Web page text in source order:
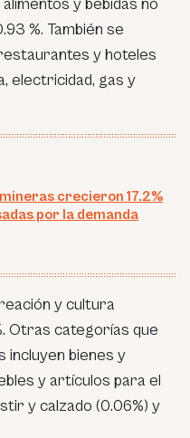
y bebidas no
%. También se
y hoteles
electricidad, gas y
crecieron 17.2%
por la demanda
y cultura
Otras categorías que
incluyen bienes y
y artículos para el
y calzado (0.06%) y